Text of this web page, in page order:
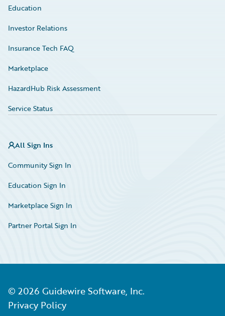
Education
Investor Relations
Insurance Tech FAQ
Marketplace
HazardHub Risk Assessment
Service Status
All Sign Ins
Community Sign In
Education Sign In
Marketplace Sign In
Partner Portal Sign In
© 2026 Guidewire Software, Inc.
Privacy Policy